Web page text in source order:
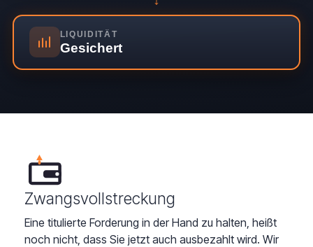
LIQUIDITÄT
Gesichert
Zwangsvollstreckung
Eine titulierte Forderung in der Hand zu halten, heißt
noch nicht, dass Sie jetzt auch ausbezahlt wird. Wir